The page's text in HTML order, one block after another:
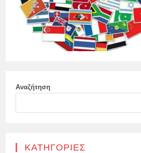
Αναζήτηση
KΑΤΗΓΟΡΊΕΣ